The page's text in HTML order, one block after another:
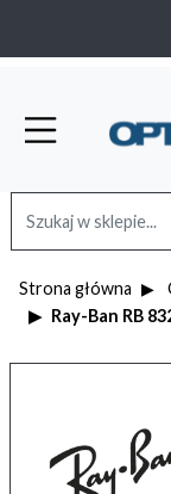
Strona główna
Ray-Ban RB